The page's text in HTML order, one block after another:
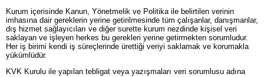
Kurum içerisinde Kanun, Yönetmelik ve Politika ile belirtilen verinin
imhasına dair gereklerin yerine getirilmesinde tüm çalışanlar, danışmanlar,
dış hizmet sağlayıcıları ve diğer surette kurum nezdinde kişisel veri
saklayan ve işleyen herkes bu gerekleri yerine getirmekten sorumludur.
Her iş birimi kendi iş süreçlerinde ürettiği veriyi saklamak ve korumakla
yükümlüdür.
KVK Kurulu ile yapılan tebligat veya yazışmaları veri sorumlusu adına